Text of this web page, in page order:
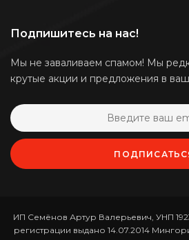
Подпишитесь на нас!
Мы не заваливаем спамом! Мы
крутые акции и предложения в
ИП Семёнов Артур Валерьевич, УНП
регистрации выдано 14.07.2014